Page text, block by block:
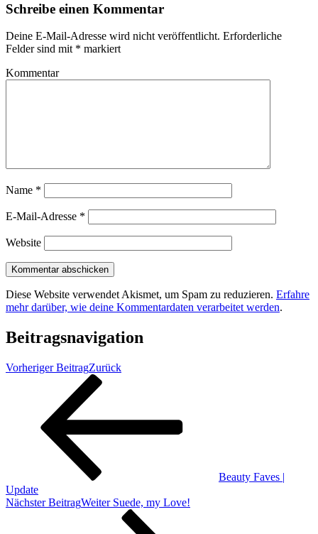
Schreibe einen Kommentar
Deine E-Mail-Adresse wird nicht veröffentlicht. Erforderliche
Felder sind mit * markiert
Kommentar
Name *
E-Mail-Adresse *
Website
Diese Website verwendet Akismet, um Spam zu reduzieren. Erfahre
mehr darüber, wie deine Kommentardaten verarbeitet werden.
Beitragsnavigation
Vorheriger BeitragZurück
Beauty Faves |
Update
Nächster BeitragWeiter Suede, my Love!